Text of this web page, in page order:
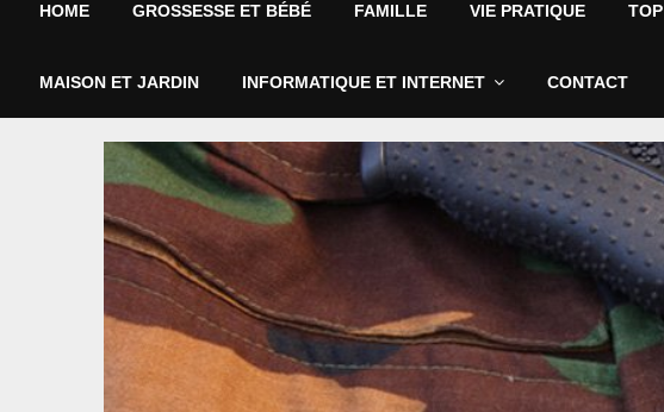
HOME GROSSESSE ET BÉBÉ FAMILLE VIE PRATIQUE TOP
MAISON ET JARDIN INFORMATIQUE ET INTERNET CONTACT